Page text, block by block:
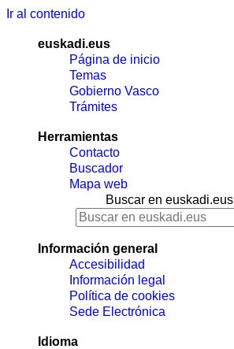
Ir al contenido
euskadi.eus
Página de inicio
Temas
Gobierno Vasco
Trámites
Herramientas
Contacto
Buscador
Mapa web
Buscar en euskadi.eus
Información general
Accesibilidad
Información legal
Política de cookies
Sede Electrónica
Idioma